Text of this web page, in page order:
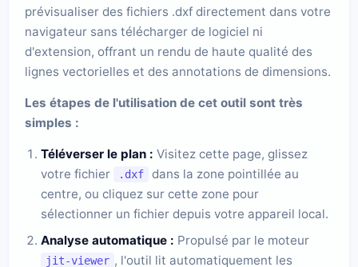
prévisualiser des fichiers .dxf directement dans votre
navigateur sans télécharger de logiciel ni
d'extension, offrant un rendu de haute qualité des
lignes vectorielles et des annotations de dimensions.
Les étapes de l'utilisation de cet outil sont très
simples :
Téléverser le plan : Visitez cette page, glissez
votre fichier
.dxf
dans la zone pointillée au
centre, ou cliquez sur cette zone pour
sélectionner un fichier depuis votre appareil local.
Analyse automatique : Propulsé par le moteur
jit-viewer , l'outil lit automatiquement les